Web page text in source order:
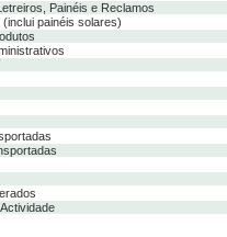
Painéis e Reclamos
painéis solares)